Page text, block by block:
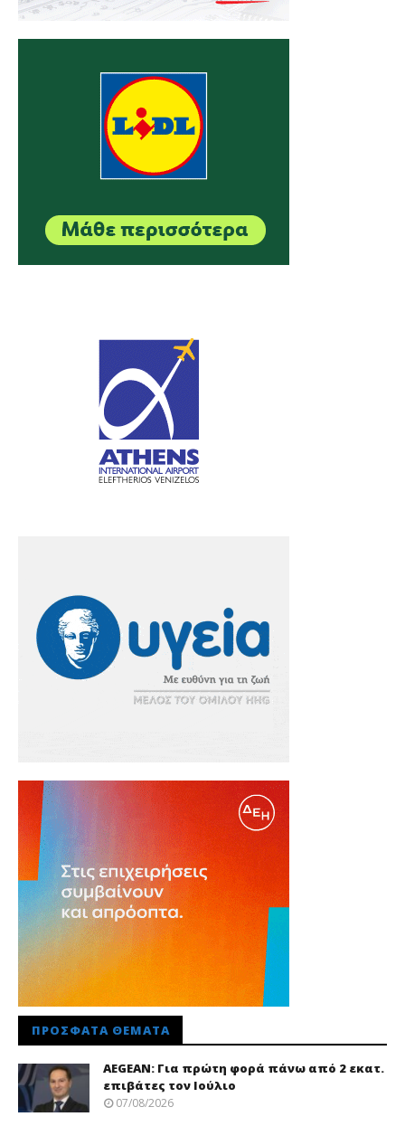
ΠΡΌΣΦΑΤΑ ΘΈΜΑΤΑ
AEGEAN: Για πρώτη φορά πάνω από 2 εκατ.
επιβάτες τον Ιούλιο
07/08/2026